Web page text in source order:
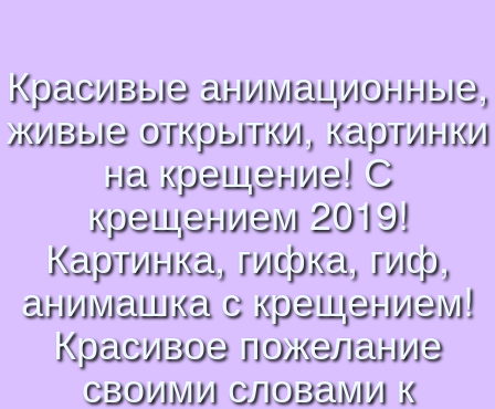
Красивые анимационные,
живые открытки, картинки
на крещение! С
крещением 2019!
Картинка, гифка, гиф,
анимашка с крещением!
Красивое пожелание
своими словами к